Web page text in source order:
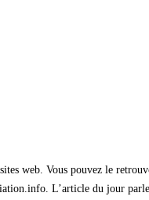
web. Vous pouvez le
L’article du jour